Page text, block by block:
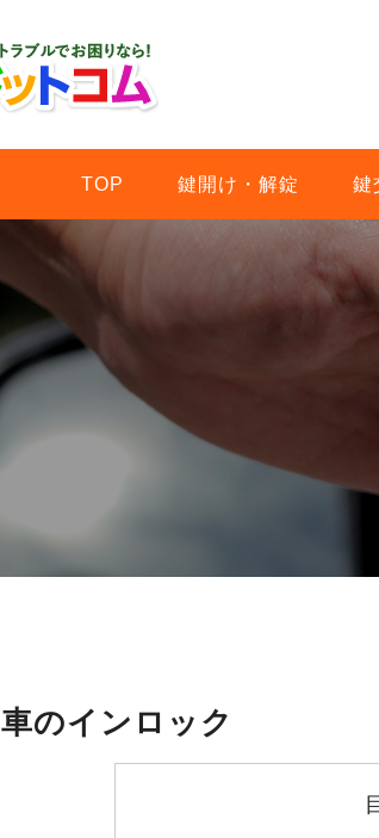
TOP 鍵開け・解錠 鍵
車のインロック